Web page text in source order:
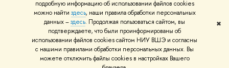
подробную информацию об использовании файлов cookies
можно найти здесь, наши правила обработки персональных
данных –здесь. Продолжая пользоваться сайтом, вы
подтверждаете, что были проинформированы об
использовании файлов cookies сайтом НИУ ВШЭ и согласны
с нашими правилами обработки персональных данных. Вы
можете отключить файлы cookies в настройках Вашего
✖
© НИУ ВШЭ 1993–2026 Адреса и контактыУсловия
использования материалов Политика конфиденциальности
Шрифты HSE Sans и HSE Slab разработаны вШколе дизайна НИУ